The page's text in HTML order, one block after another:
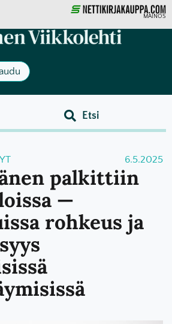
MAINOS
6.5.2025
palkittiin
—
rohkeus ja